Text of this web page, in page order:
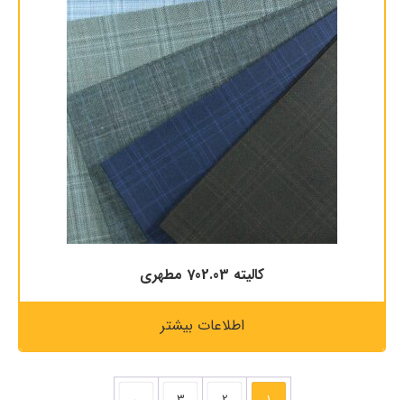
كاليته 702.03 مطهری
اطلاعات بیشتر